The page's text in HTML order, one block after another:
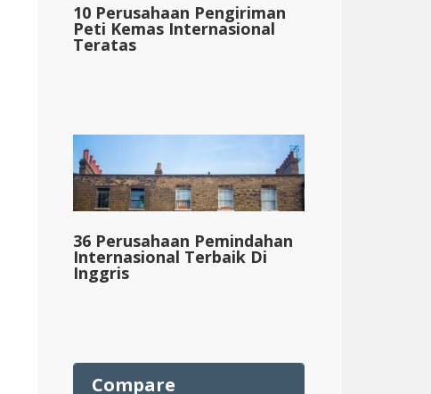
10 Perusahaan Pengiriman
Peti Kemas Internasional
Teratas
36 Perusahaan Pemindahan
Internasional Terbaik Di
Inggris